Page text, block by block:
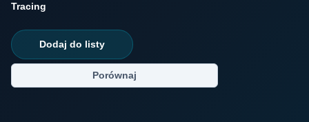
Tracing
Dodaj do listy
Porównaj